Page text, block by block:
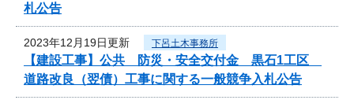
札公告
2023年12月19日更新 下呂土木事務所
【建設工事】公共 防災・安全交付金 黒石1工区
道路改良（翌債）工事に関する一般競争入札公告